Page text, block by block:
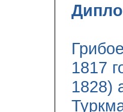
1817
1828)